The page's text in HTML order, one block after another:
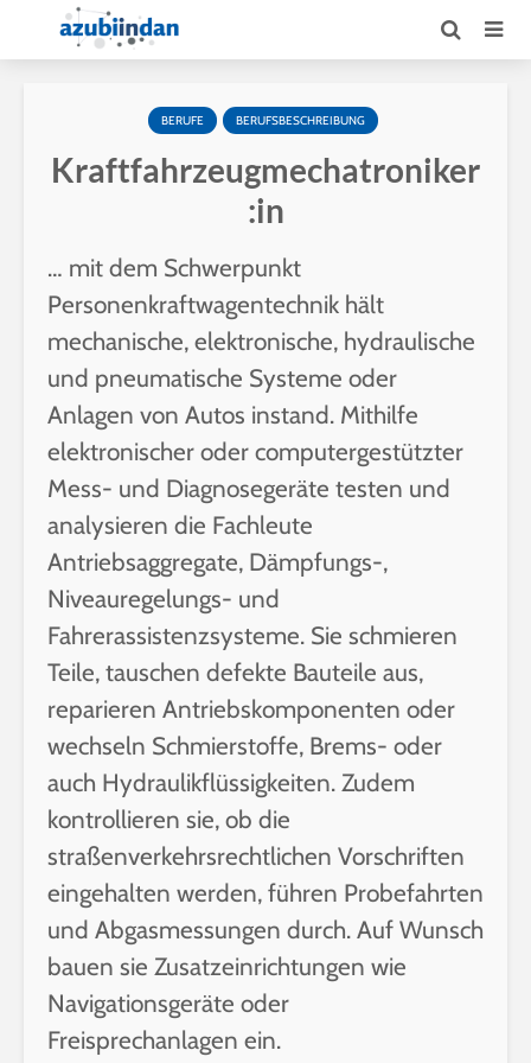
BERUFE BERUFSBESCHREIBUNG
Kraftfahrzeugmechatroniker
:in
… mit dem Schwerpunkt
Personenkraftwagentechnik hält
mechanische, elektronische, hydraulische
und pneumatische Systeme oder
Anlagen von Autos instand. Mithilfe
elektronischer oder computergestützter
Mess- und Diagnosegeräte testen und
analysieren die Fachleute
Antriebsaggregate, Dämpfungs-,
Niveauregelungs- und
Fahrerassistenzsysteme. Sie schmieren
Teile, tauschen defekte Bauteile aus,
reparieren Antriebskomponenten oder
wechseln Schmierstoffe, Brems- oder
auch Hydraulikflüssigkeiten. Zudem
kontrollieren sie, ob die
straßenverkehrsrechtlichen Vorschriften
eingehalten werden, führen Probefahrten
und Abgasmessungen durch. Auf Wunsch
bauen sie Zusatzeinrichtungen wie
Navigationsgeräte oder
Freisprechanlagen ein.